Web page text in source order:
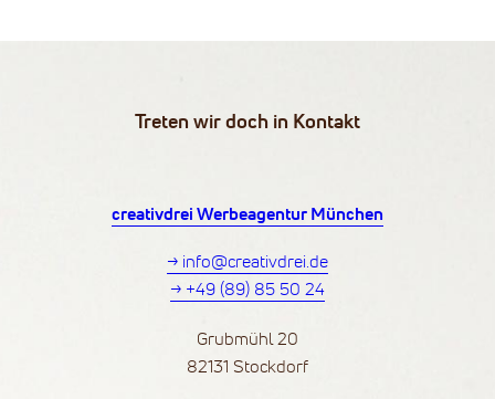
Treten wir doch in Kontakt
creativdrei Werbeagentur München
→ info@creativdrei.de
→ +49 (89) 85 50 24
Grubmühl 20
82131 Stockdorf